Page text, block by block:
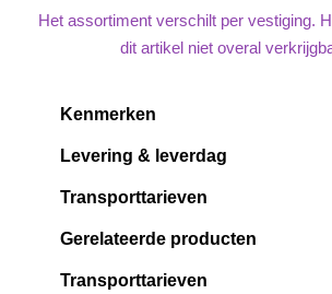
Het assortiment verschilt per vestiging.
dit artikel niet overal
Kenmerken
Levering & leverdag
Transporttarieven
Gerelateerde producten
Transporttarieven